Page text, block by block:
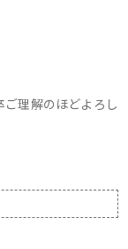
理解のほどよろし